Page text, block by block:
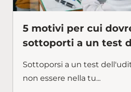
5 motivi per cui
sottoporti a un test
Sottoporsi a un test
non essere nella tu...